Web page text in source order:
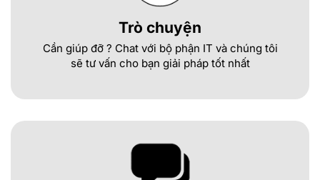
Trò chuyện
Cần giúp đỡ ? Chat với bộ phận IT và chúng tôi
sẽ tư vấn cho bạn giải pháp tốt nhất